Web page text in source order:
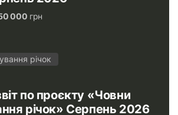
000 грн
річок
по проєкту «Човни
річок» Серпень 2026